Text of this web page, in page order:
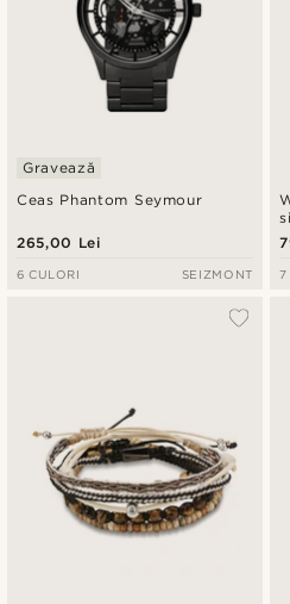
Ceas Phantom Seymour
Gravează
265,00 Lei
6 CULORI SEIZMONT 7